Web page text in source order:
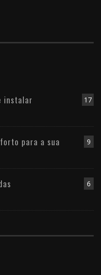
17
instalar
9
para a sua
6